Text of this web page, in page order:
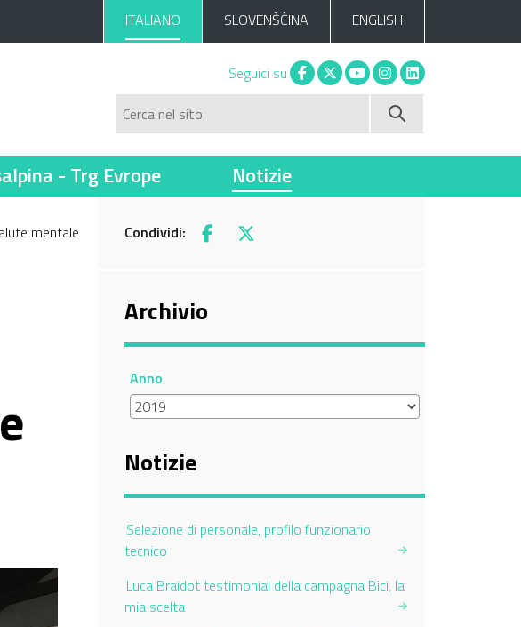
ITALIANO SLOVENŠČINA ENGLISH
Seguici su Facebook
X You tubeInstagram
Linkedin
- Trg Evrope Notizie
mentale Condividi: Facebook
X
Archivio
Anno
Notizie
Selezione di personale, profilo funzionario
tecnico
Luca Braidot testimonial della campagna Bici, la
mia scelta